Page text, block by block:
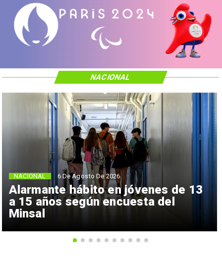
Alarmante hábito en jóvenes de 13
a 15 años según encuesta del
Minsal
NACIONAL 6 De Agosto De 2026
NACIONAL